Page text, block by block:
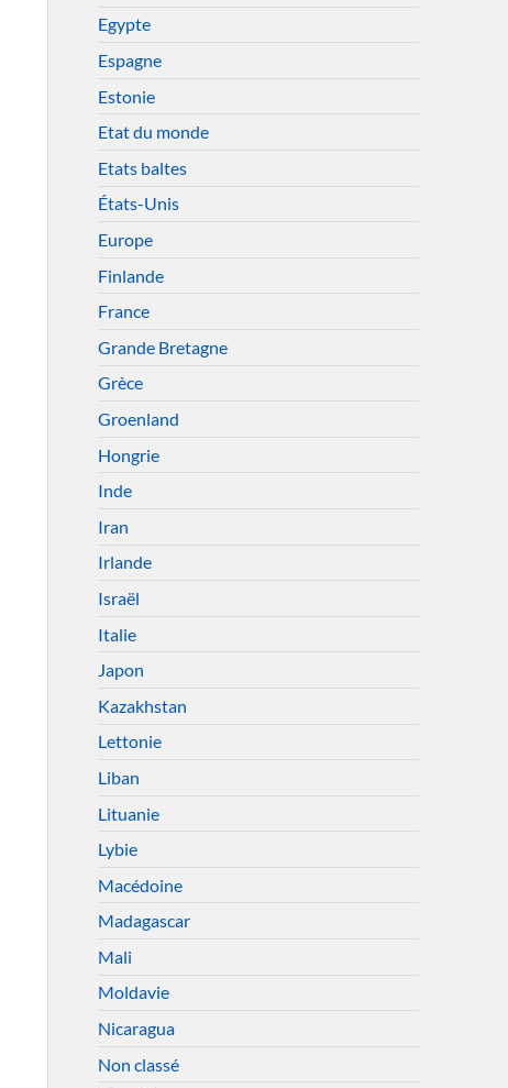
Egypte
Espagne
Estonie
Etat du monde
Etats baltes
États-Unis
Europe
Finlande
France
Grande Bretagne
Grèce
Groenland
Hongrie
Inde
Iran
Irlande
Israël
Italie
Japon
Kazakhstan
Lettonie
Liban
Lituanie
Lybie
Macédoine
Madagascar
Mali
Moldavie
Nicaragua
Non classé